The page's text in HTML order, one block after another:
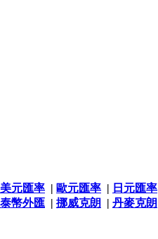
美元匯率 | 歐元匯率 | 日元匯率
泰幣外匯 | 挪威克朗 | 丹麥克朗